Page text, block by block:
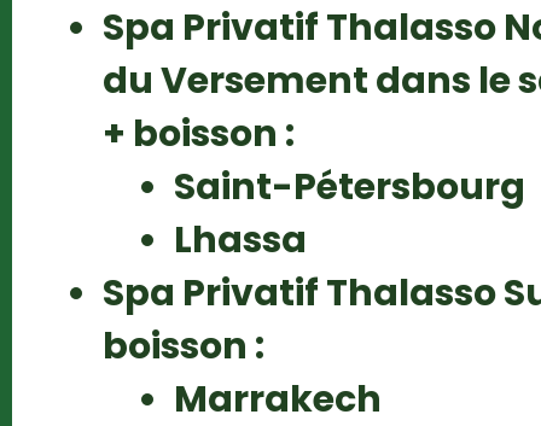
Spa Privatif Thalasso
du Versement dans le
+ boisson :
Saint-Pétersbourg
Lhassa
Spa Privatif Thalasso
boisson :
Marrakech